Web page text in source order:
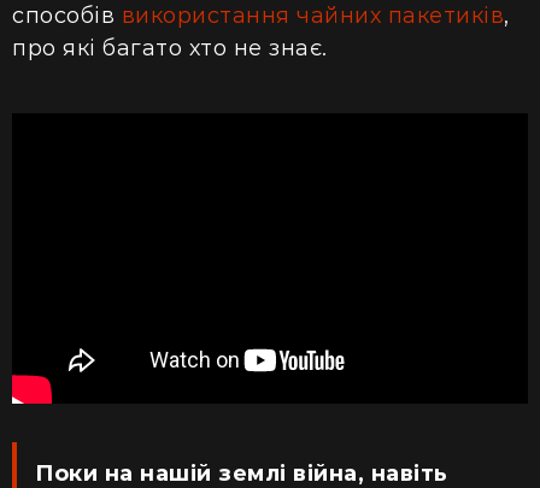
способів використання чайних пакетиків,
про які багато хто не знає.
Поки на нашій землі війна, навіть